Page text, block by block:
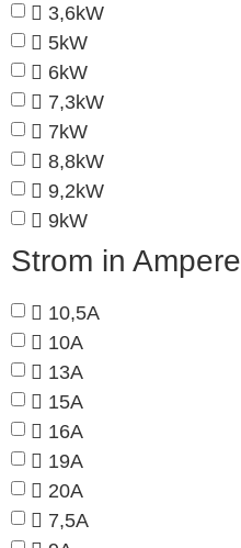
3,6kW
5kW
6kW
7,3kW
7kW
8,8kW
9,2kW
9kW
Strom in Ampere
10,5A
10A
13A
15A
16A
19A
20A
7,5A